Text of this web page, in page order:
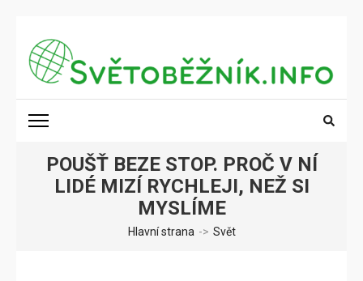
obsah
(stiskněte
Enter)
SVĚTOBĚŽNÍK.INFO
POUŠŤ BEZE STOP. PROČ V NÍ
LIDÉ MIZÍ RYCHLEJI, NEŽ SI
MYSLÍME
Hlavní strana -> Svět